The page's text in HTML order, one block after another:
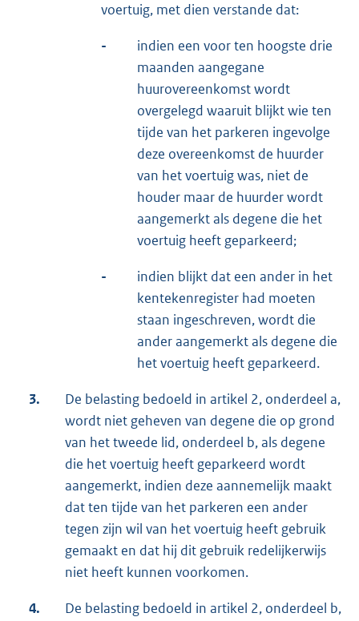
voertuig, met dien verstande dat:
-
indien een voor ten hoogste drie
maanden aangegane
huurovereenkomst wordt
overgelegd waaruit blijkt wie ten
tijde van het parkeren ingevolge
deze overeenkomst de huurder
van het voertuig was, niet de
houder maar de huurder wordt
aangemerkt als degene die het
voertuig heeft geparkeerd;
-
indien blijkt dat een ander in het
kentekenregister had moeten
staan ingeschreven, wordt die
ander aangemerkt als degene die
het voertuig heeft geparkeerd.
3.
De belasting bedoeld in artikel 2, onderdeel a,
wordt niet geheven van degene die op grond
van het tweede lid, onderdeel b, als degene
die het voertuig heeft geparkeerd wordt
aangemerkt, indien deze aannemelijk maakt
dat ten tijde van het parkeren een ander
tegen zijn wil van het voertuig heeft gebruik
gemaakt en dat hij dit gebruik redelijkerwijs
niet heeft kunnen voorkomen.
4. De belasting bedoeld in artikel 2, onderdeel b,